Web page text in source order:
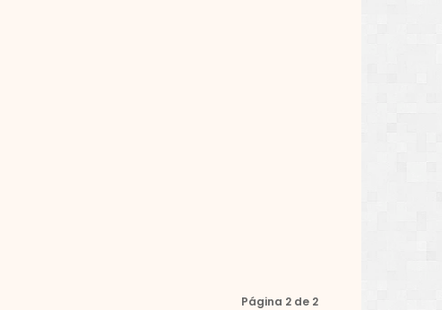
Página 2 de 2